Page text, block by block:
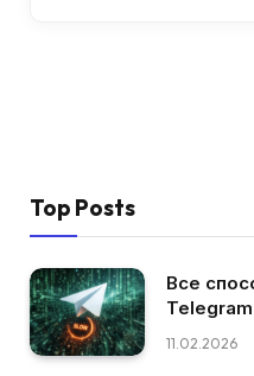
Top Posts
Все
11.02.2026